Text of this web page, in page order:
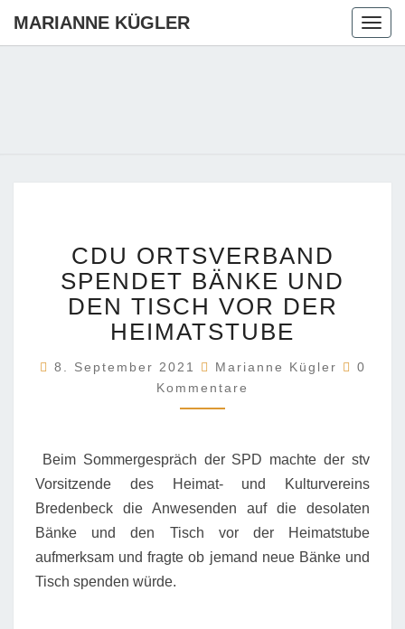
MARIANNE KÜGLER
ORTSVERBAND
SPENDET
BÄNKE
UND
DEN
VOR
DER
HEIMATSTUBE
CDU ORTSVERBAND
SPENDET BÄNKE UND
DEN TISCH VOR DER
HEIMATSTUBE
8. September 2021 Marianne Kügler
0
Kommentare
Beim Sommergespräch der SPD machte der stv
Vorsitzende des Heimat- und Kulturvereins
Bredenbeck die Anwesenden auf die desolaten
Bänke und den Tisch vor der Heimatstube
aufmerksam und fragte ob jemand neue Bänke und
Tisch spenden würde.